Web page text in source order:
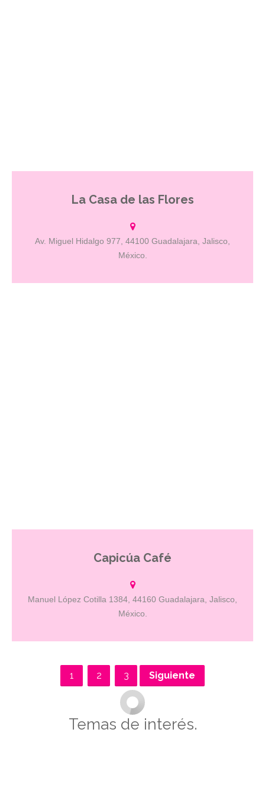
Ven y conoce nuestro nuevo concepto.
La Casa de las Flores
Av. Miguel Hidalgo 977, 44100 Guadalajara, Jalisco,
México.
En Capicúa la diversidad es nuestra carta de presentación y el café
el pecado. Eso sí, siempre llega a ti aromático y humeante, para
que lo que comienza con una buena charla.
Capicúa Café
Manuel López Cotilla 1384, 44160 Guadalajara, Jalisco,
México.
1 2 3 Siguiente
Temas de interés.